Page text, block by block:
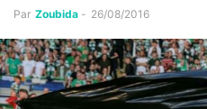
Par Zoubida - 26/08/2016